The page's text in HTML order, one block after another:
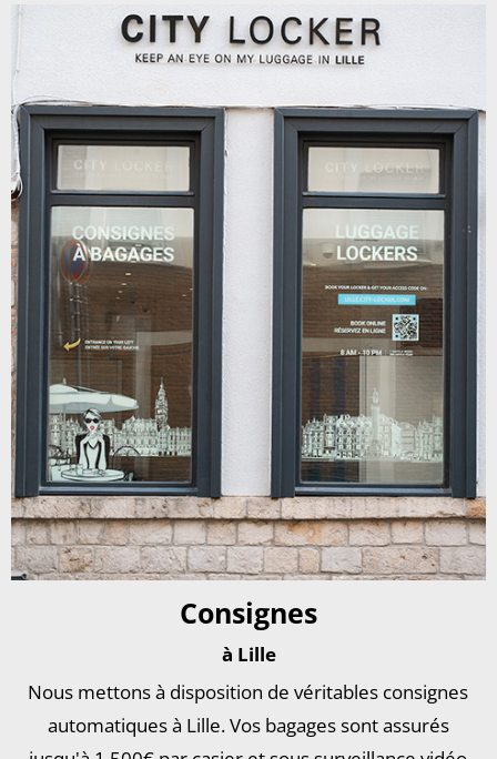
Consignes
à Lille
Nous mettons à disposition de véritables consignes
automatiques à Lille. Vos bagages sont assurés